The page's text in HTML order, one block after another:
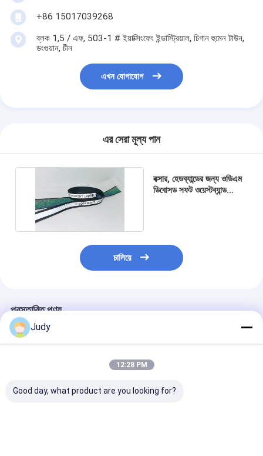
+86 15017039268
ব্লক 1,5 / এফ, 503-1 # ইয়াক্সিংফেং ইন্ডাস্ট্রিয়াল, চিগান হুমেন টাউন,
ডংগুয়ান, চীন
এখন যোগাযোগ
এর সেরা মূল্য পান
বক্সার, হেডব্যান্ডের জন্য ওডিএম
ডিবোসড সফট ওয়েস্টব্যান্ড
চালিয়ে
প্রস্তাবিত পণ্য
Judy
12:28 PM
Good day, what product are you looking for?